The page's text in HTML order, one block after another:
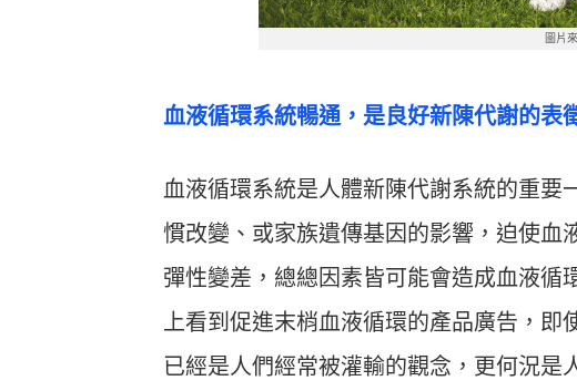
圖片
血液循環系統暢通，是良好新陳代謝的表
血液循環系統是人體新陳代謝系統的重要
慣改變、或家族遺傳基因的影響，迫使血
彈性變差，總總因素皆可能會造成血液循
上看到促進末梢血液循環的產品廣告，
已經是人們經常被灌輸的觀念，更何況是